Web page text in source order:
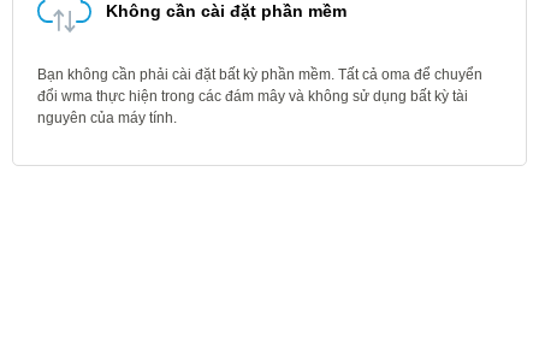
Không cần cài đặt phần mềm
Bạn không cần phải cài đặt bất kỳ phần mềm. Tất cả oma để chuyển
đổi wma thực hiện trong các đám mây và không sử dụng bất kỳ tài
nguyên của máy tính.